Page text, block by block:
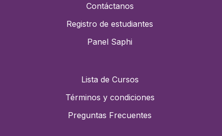
Contáctanos
Registro de estudiantes
Panel Saphi
Lista de Cursos
Términos y condiciones
Preguntas Frecuentes